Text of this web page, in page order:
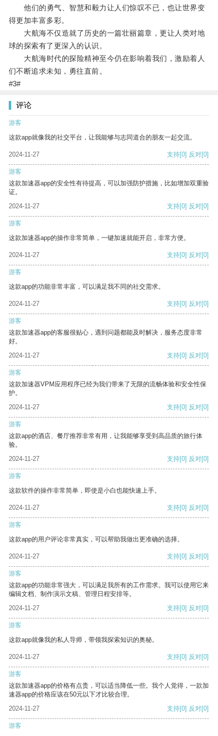
他们的勇气、智慧和毅力让人们惊叹不已，也让世界变
得更加丰富多彩。
大航海不仅造就了历史的一篇壮丽篇章，更让人类对地
球的探索有了更深入的认识。
大航海时代的探险精神至今仍在影响着我们，激励着人
们不断追求未知，勇往直前。
#3#
评论
游客
这款app就像我的社交平台，让我能够与志同道合的朋友一起交流。
2024-11-27 支持[0] 反对[0]
游客
这款加速器app的安全性有待提高，可以加强防护措施，比如增加双重验
证。
2024-11-27
支持[0] 反对[0]
游客
这款加速器app的操作非常简单，一键加速就能开启，非常方便。
2024-11-27 支持[0] 反对[0]
游客
这款app的功能非常丰富，可以满足我不同的社交需求。
2024-11-27 支持[0] 反对[0]
游客
这款加速器app的客服很贴心，遇到问题都能及时解决，服务态度非常
好。
2024-11-27
支持[0] 反对[0]
游客
这款加速器VPM应用程序已经为我们带来了无限的流畅体验和安全性保
护。
2024-11-27
支持[0] 反对[0]
游客
这款app的酒店、餐厅推荐非常有用，让我能够享受到高品质的旅行体
验。
2024-11-27
支持[0] 反对[0]
游客
这款软件的操作非常简单，即使是小白也能快速上手。
2024-11-27 支持[0] 反对[0]
游客
这款app的用户评论非常真实，可以帮助我做出更准确的选择。
2024-11-27 支持[0] 反对[0]
游客
这款app的功能非常强大，可以满足我所有的工作需求。我可以使用它来
编辑文档、制作演示文稿、管理日程安排等。
2024-11-27
支持[0] 反对[0]
游客
这款app就像我的私人导师，带领我探索知识的奥秘。
2024-11-27 支持[0] 反对[0]
游客
这款加速器app的价格有点贵，可以适当降低一些。我个人觉得，一款加
速器app的价格应该在50元以下才比较合理。
2024-11-27
支持[0] 反对[0]
游客